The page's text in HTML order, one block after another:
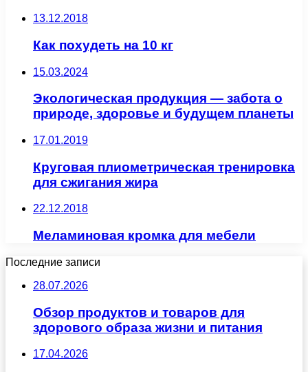
13.12.2018
Как похудеть на 10 кг
15.03.2024
Экологическая продукция — забота о
природе, здоровье и будущем планеты
17.01.2019
Круговая плиометрическая тренировка
для сжигания жира
22.12.2018
Меламиновая кромка для мебели
Последние записи
28.07.2026
Обзор продуктов и товаров для
здорового образа жизни и питания
17.04.2026